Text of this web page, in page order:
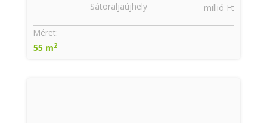
millió Ft
Sátoraljaújhely
Méret:
55 m2